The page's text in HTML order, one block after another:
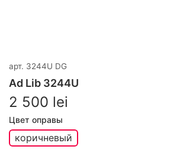
арт. 3244U DG
Ad Lib 3244U
2 500 lei
Цвет оправы
коричневый